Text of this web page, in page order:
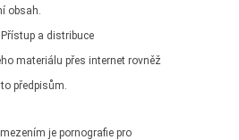
obsah.
Přístup a distribuce
materiálu přes internet rovněž
předpisům.
je pornografie pro